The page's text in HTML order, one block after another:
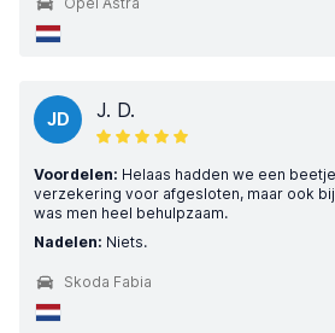
JD J. D.
Voordelen: Helaas hadden we een
verzekering voor afgesloten, maar ook
was men heel behulpzaam.
Nadelen: Niets.
Skoda Fabia